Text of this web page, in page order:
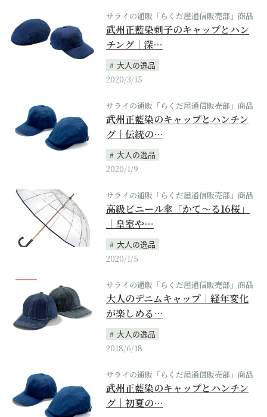
サライの通販「らくだ屋通信販売部」商品
武州正藍染刺子のキャップとハン
チング｜深…
大人の逸品
2020/3/15
サライの通販「らくだ屋通信販売部」商品
武州正藍染のキャップとハンチン
グ｜伝統の…
大人の逸品
2020/1/9
サライの通販「らくだ屋通信販売部」商品
高級ビニール傘「かて～る16桜」
｜皇室や…
大人の逸品
2020/1/5
サライの通販「らくだ屋通信販売部」商品
大人のデニムキャップ｜経年変化
が楽しめる…
大人の逸品
2018/6/18
サライの通販「らくだ屋通信販売部」商品
武州正藍染のキャップとハンチン
グ｜初夏の…